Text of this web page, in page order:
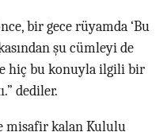
bir gece rüyamda ‘Bu
şu cümleyi de
hiç bu konuyla ilgili bir
dediler.
misafir kalan Kululu